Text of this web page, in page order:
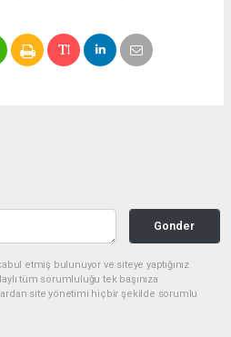
Gonder
etmiş bulunuyor ve siteye yaptığınız
tüm sorumluluğu tek başınıza
site yönetimi hiçbir şekilde sorumlu